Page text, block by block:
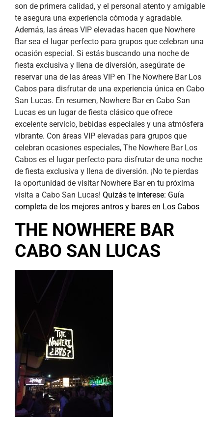
son de primera calidad, y el personal atento y amigable
te asegura una experiencia cómoda y agradable.
Además, las áreas VIP elevadas hacen que Nowhere
Bar sea el lugar perfecto para grupos que celebran una
ocasión especial. Si estás buscando una noche de
fiesta exclusiva y llena de diversión, asegúrate de
reservar una de las áreas VIP en The Nowhere Bar Los
Cabos para disfrutar de una experiencia única en Cabo
San Lucas. En resumen, Nowhere Bar en Cabo San
Lucas es un lugar de fiesta clásico que ofrece
excelente servicio, bebidas especiales y una atmósfera
vibrante. Con áreas VIP elevadas para grupos que
celebran ocasiones especiales, The Nowhere Bar Los
Cabos es el lugar perfecto para disfrutar de una noche
de fiesta exclusiva y llena de diversión. ¡No te pierdas
la oportunidad de visitar Nowhere Bar en tu próxima
visita a Cabo San Lucas! Quizás te interese: Guía
completa de los mejores antros y bares en Los Cabos
THE NOWHERE BAR
CABO SAN LUCAS